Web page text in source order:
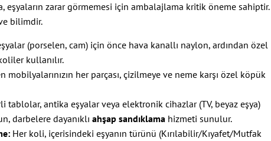
eşyaların zarar görmemesi için ambalajlama kritik öneme sahiptir.
bilimdir.
(porselen, cam) için önce hava kanallı naylon, ardından özel
kullanılır.
mobilyalarınızın her parçası, çizilmeye ve neme karşı özel köpük
tablolar, antika eşyalar veya elektronik cihazlar (TV, beyaz eşya)
darbelere dayanıklı ahşap sandıklama hizmeti sunulur.
Her koli, içerisindeki eşyanın türünü (Kırılabilir/Kıyafet/Mutfak